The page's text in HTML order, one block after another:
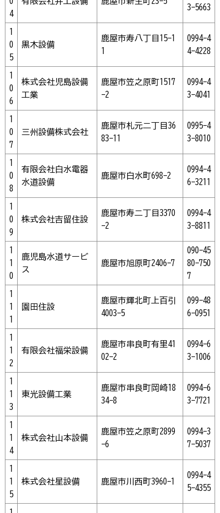
4
3-5663
1
0
5
黒木設備
鹿屋市寿八丁目15-1
1
0994-4
4-4228
1
0
6
株式会社児島設備
工業
鹿屋市笠之原町1517
-2
0994-4
3-4041
1
0
7
三州設備株式会社
鹿屋市札元二丁目36
83-11
0995-4
3-8010
1
0
8
有限会社白水電器
水道設備
鹿屋市白水町698-2
0994-4
6-3211
1
0
9
株式会社吉留住設
鹿屋市寿二丁目3370
-2
0994-4
3-8811
1
1
0
鹿児島水道サービ
ス
鹿屋市旭原町2406-7
090-45
80-750
7
1
1
1
園田住設
鹿屋市輝北町上百引
4003-5
099-48
6-0951
1
1
2
有限会社福栄設備
鹿屋市串良町有里41
02-2
0994-6
3-1006
1
1
3
東光設備工業
鹿屋市串良町岡崎18
34-8
0994-6
3-7721
1
1
4
株式会社山本設備
鹿屋市笠之原町2899
-6
0994-3
7-5037
1
1
5
株式会社星設備 鹿屋市川西町3960-1
0994-4
5-4355